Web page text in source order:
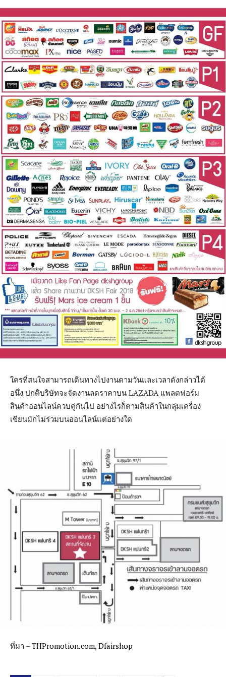
ใครที่สนใจสามารถเดินทางไปงานตามวันและเวลาดังกล่าวได้
อนึ่ง ปกติบริษัทจะจัดงานลดราคาบน LAZADA แพลตฟอร์ม
สินค้าออนไลน์ควบคู่กันไป อย่างไรก็ตามสินค้าในกลุ่มเครื่อง
เขียนมักไม่ร่วมบนออนไลน์แต่อย่างใด
ที่มา –THPromotion.com, Dfairshop